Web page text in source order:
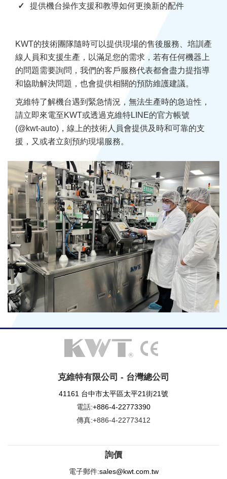
提供機台操作支援和教導如何更換新的配件
KWT的技術團隊隨時可以提供現場的售後服務、培訓產
線人員和支援生產，以滿足您的需求，若有任何機器上
的問題需要詢問，我們的客戶服務代表都會盡力提指導
和協助解決問題，也會提供相關的預防維護建議。
克維特了解機台遇到緊急情況，無法生產時的急迫性，
請立即來電至KWT或透過克維特LINE的官方帳號
(@kwt-auto)，線上的技術人員會提供及時和可靠的支
援，又或者立刻預約現場服務。
克維特有限公司 - 台灣總公司
41161 台中市太平區太平21街21號
電話:+886-4-22773390
傳真:+886-4-22773412
詢價
電子郵件:sales@kwt.com.tw